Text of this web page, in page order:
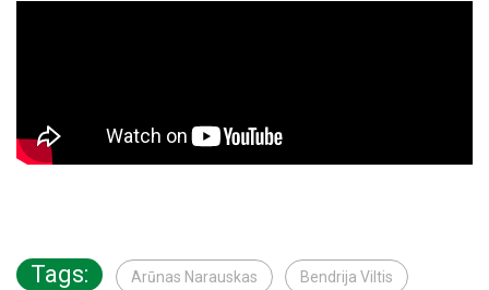
Tags: Arūnas Narauskas Bendrija Viltis